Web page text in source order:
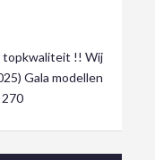
topkwaliteit !! Wij
Gala modellen